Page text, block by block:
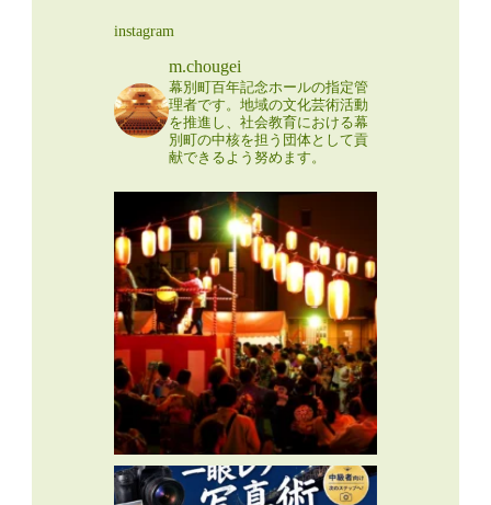
instagram
m.chougei
幕別町百年記念ホールの指定管
理者です。地域の文化芸術活動
を推進し、社会教育における幕
別町の中核を担う団体として貢
献できるよう努めます。